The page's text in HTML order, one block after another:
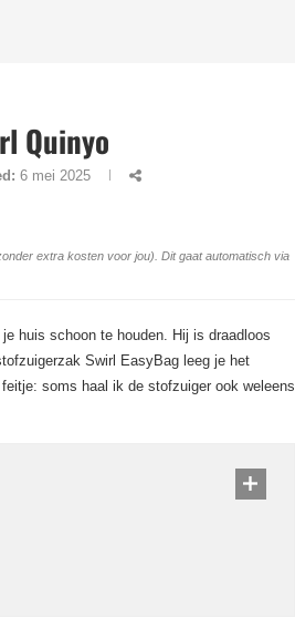
Quinyo
6 mei 2025
extra kosten voor jou). Dit gaat automatisch via
huis schoon te houden. Hij is draadloos
Swirl EasyBag leeg je het
feitje: soms haal ik de stofzuiger ook weleens